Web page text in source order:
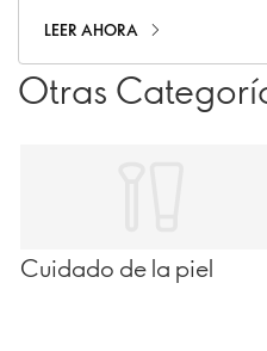
LEER AHORA
Otras
Cuidado de la piel